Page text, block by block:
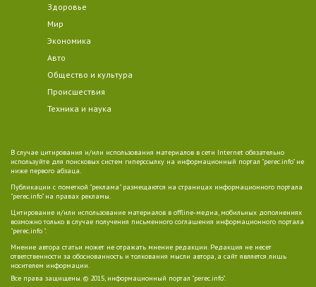
Здоровье
Мир
Экономика
Авто
Общество и культура
Происшествия
Техника и наука
В случае цитирования и/или использования материалов в сети Internet обязательно
используйте для поисковых систем гиперссылку на информационный портал "perec.info" не
ниже первого абзаца.
Публикации с пометкой "реклама" размещаются на страницах информационного портала
"perec.info" на правах рекламы.
Цитирование и/или использование материалов в offline-медиа, мобильных дополнениях
возможно только в случае получения письменного соглашения информационного портала
"perec.info ".
Мнение автора статьи может не отражать мнение редакции. Редакция не несет
ответственности за обоснованность и толкования мысли автора, а сайт является лишь
носителем информации.
Все права защищены. © 2015, информационный портал "perec.info".